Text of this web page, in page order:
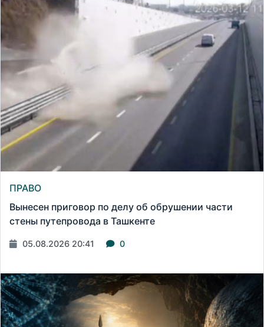
ПРАВО
Вынесен приговор по делу об обрушении части
стены путепровода в Ташкенте
05.08.2026 20:41 0